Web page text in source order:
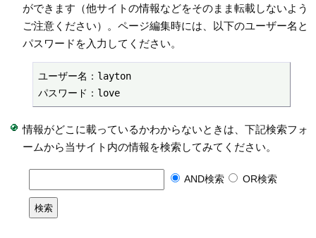
ができます（他サイトの情報などをそのまま転載しないよう
ご注意ください）。ページ編集時には、以下のユーザー名と
パスワードを入力してください。
ユーザー名：layton
パスワード：love
情報がどこに載っているかわからないときは、下記検索フォ
ームから当サイト内の情報を検索してみてください。
AND検索 OR検索